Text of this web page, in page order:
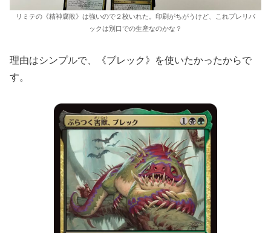
リミテの《精神腐敗》は強いので２枚いれた。印刷がちがうけど、これプレリパ
ックは別口での生産なのかな？
理由はシンプルで、《ブレック》を使いたかったからで
す。